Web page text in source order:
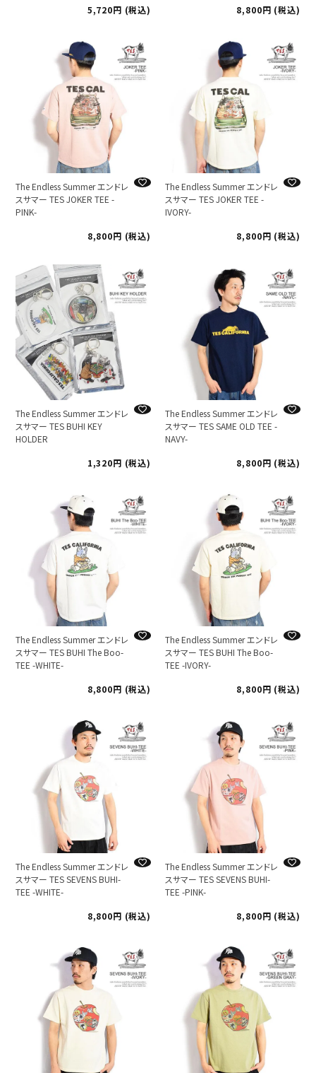
5,720
税込
8,800
税込
The Endless Summer エンドレ
スサマー TES JOKER TEE -
PINK-
8,800
税込
The Endless Summer エンドレ
スサマー TES JOKER TEE -
IVORY-
8,800
税込
The Endless Summer エンドレ
スサマー TES BUHI KEY
HOLDER
1,320
税込
The Endless Summer エンドレ
スサマー TES SAME OLD TEE -
NAVY-
8,800
税込
The Endless Summer エンドレ
スサマー TES BUHI The Boo-
TEE -WHITE-
8,800
税込
The Endless Summer エンドレ
スサマー TES BUHI The Boo-
TEE -IVORY-
8,800
税込
The Endless Summer エンドレ
スサマー TES SEVENS BUHI-
TEE -WHITE-
8,800
税込
The Endless Summer エンドレ
スサマー TES SEVENS BUHI-
TEE -PINK-
8,800
税込